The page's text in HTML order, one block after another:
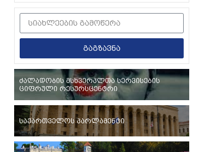
გაგზავნა
ძალადობის მსხვერპლთა სერვისების
ციფრული რესურსცენტრი
საქართველოს პარლამენტი